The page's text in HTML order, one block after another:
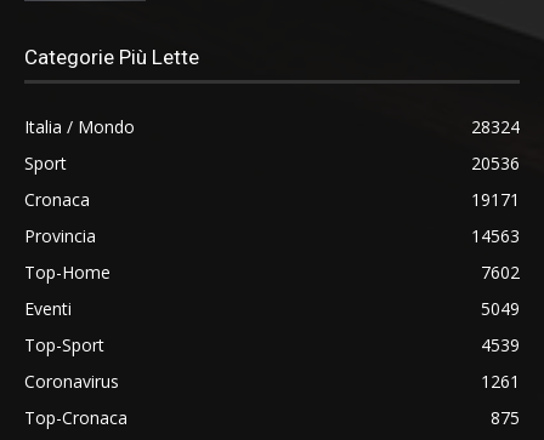
Categorie Più Lette
Italia / Mondo
28324
Sport
20536
Cronaca
19171
Provincia
14563
Top-Home
7602
Eventi
5049
Top-Sport
4539
Coronavirus
1261
Top-Cronaca
875